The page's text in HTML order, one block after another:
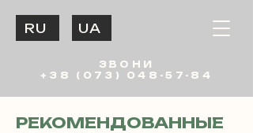
ЗВОНИ
+38 (073) 048-57-84
UA
RU
РЕКОМЕНДОВАННЫЕ